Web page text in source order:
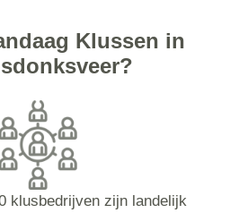
Klussen in
klusbedrijven zijn landelijk